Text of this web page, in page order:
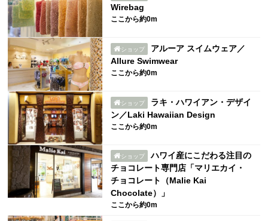
Wirebag
ここから約0m
ショップ
アルーア スイムウェア／
Allure Swimwear
ここから約0m
ショップ
ラキ・ハワイアン・デザイ
ン／Laki Hawaiian Design
ここから約0m
ショップ
ハワイ産にこだわる注目の
チョコレート専門店「マリエカイ・
チョコレート（Malie Kai
Chocolate）」
ここから約0m